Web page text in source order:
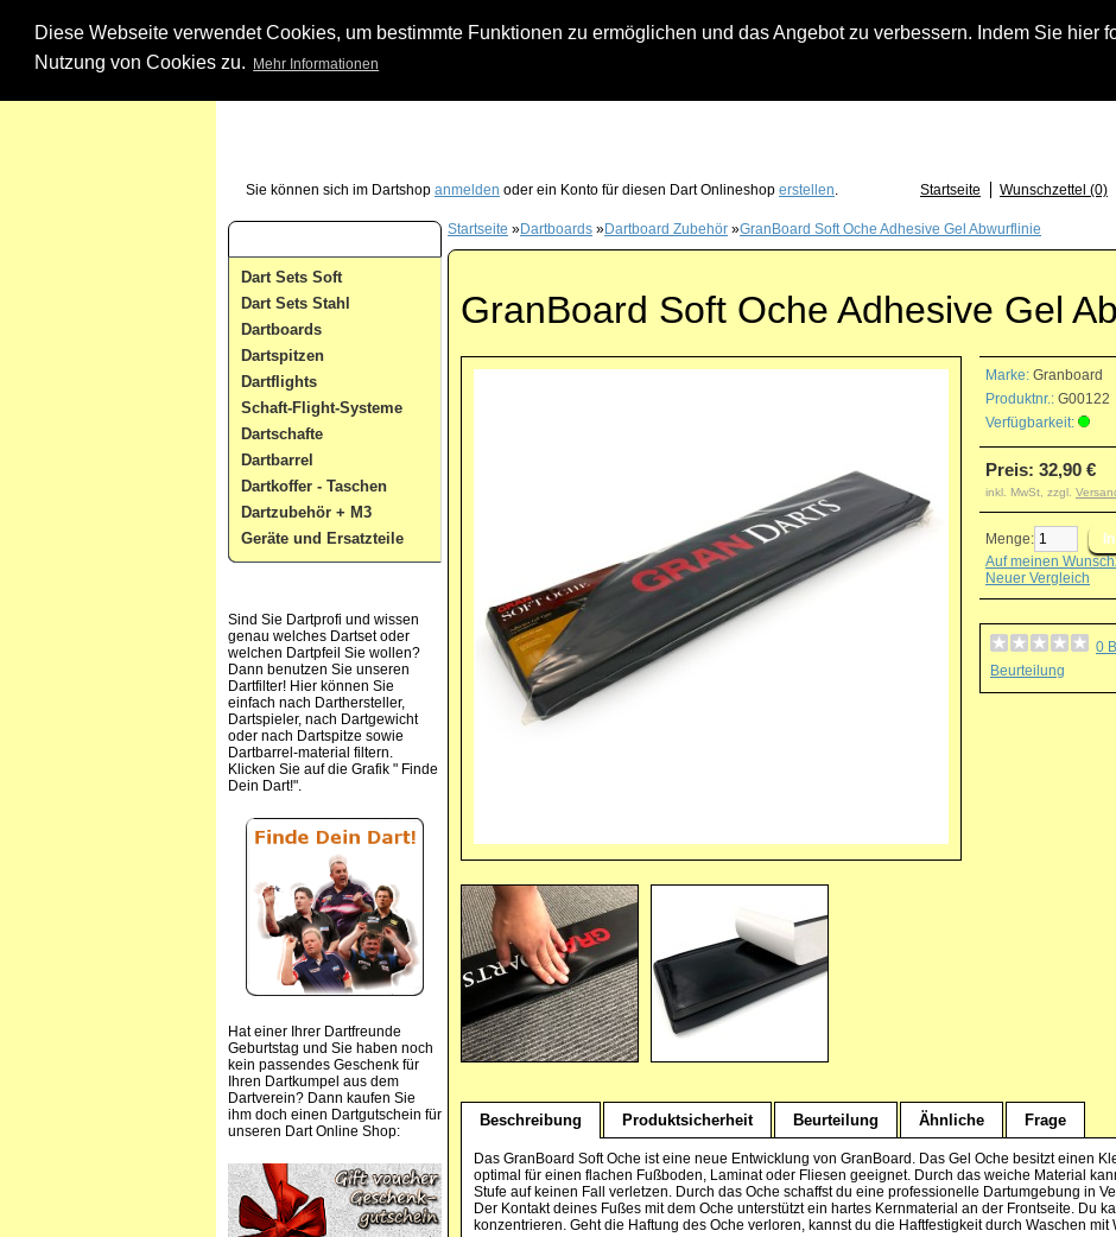
Diese Webseite verwendet Cookies, um bestimmte Funktionen zu ermöglichen und das Angebot zu verbessern. Indem Sie hier
Nutzung von Cookies zu.
Mehr Informationen
Sie können sich im Dartshop anmelden oder ein Konto für diesen Dart Onlineshop erstellen. Startseite Wunschzettel (0)
Dart Sets Soft
Dart Sets Stahl
Dartboards
Dartspitzen
Dartflights
Schaft-Flight-Systeme
Dartschafte
Dartbarrel
Dartkoffer - Taschen
Dartzubehör + M3
Geräte und Ersatzteile
Sind Sie Dartprofi und wissen
genau welches Dartset oder
welchen Dartpfeil Sie wollen?
Dann benutzen Sie unseren
Dartfilter! Hier können Sie
einfach nach Darthersteller,
Dartspieler, nach Dartgewicht
oder nach Dartspitze sowie
Dartbarrel-material filtern.
Klicken Sie auf die Grafik " Finde
Dein Dart!".
Hat einer Ihrer Dartfreunde
Geburtstag und Sie haben noch
kein passendes Geschenk für
Ihren Dartkumpel aus dem
Dartverein? Dann kaufen Sie
ihm doch einen Dartgutschein für
unseren Dart Online Shop:
Startseite »Dartboards »Dartboard Zubehör »GranBoard Soft Oche Adhesive Gel Abwurflinie
GranBoard Soft Oche Adhesive Gel
Marke: Granboard
Produktnr.: G00122
Verfügbarkeit:
Preis: 32,90 €
inkl. MwSt, zzgl.
Menge:
Auf meinen
Neuer Vergleich
0
Beurteilung
Beschreibung Produktsicherheit Beurteilung Ähnliche Frage
Das GranBoard Soft Oche ist eine neue Entwicklung von GranBoard. Das Gel Oche besitzt einen
optimal für einen flachen Fußboden, Laminat oder Fliesen geeignet. Durch das weiche Material
Stufe auf keinen Fall verletzen. Durch das Oche schaffst du eine professionelle Dartumgebung in
Der Kontakt deines Fußes mit dem Oche unterstützt ein hartes Kernmaterial an der Frontseite. Du
konzentrieren. Geht die Haftung des Oche verloren, kannst du die Haftfestigkeit durch Waschen